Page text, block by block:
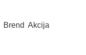
Brend Akcija